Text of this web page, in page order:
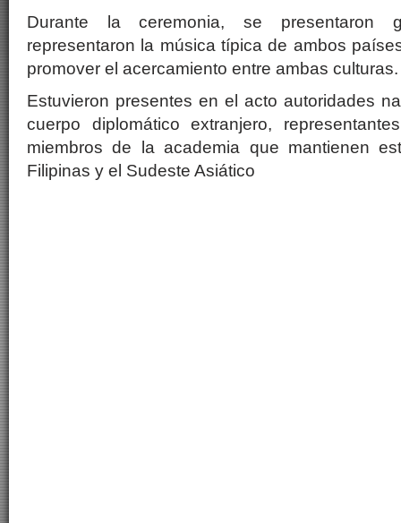
Durante la ceremonia, se presentaron
representaron la música típica de ambos
promover el acercamiento entre ambas culturas.
Estuvieron presentes en el acto autoridades
cuerpo diplomático extranjero,
miembros de la academia que mantienen
Filipinas y el Sudeste Asiático